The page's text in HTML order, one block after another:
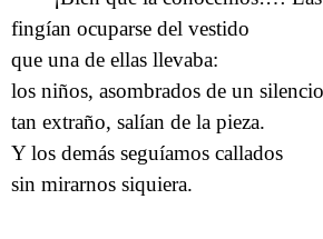
fingían ocuparse del vestido
que una de ellas llevaba:
los niños, asombrados de un silencio
tan extraño, salían de la pieza.
Y los demás seguíamos callados
sin mirarnos siquiera.